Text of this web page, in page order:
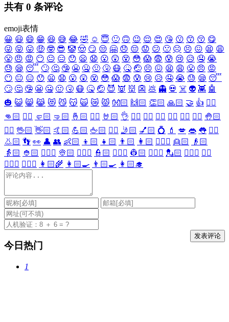
共有 0 条评论
emoji表情
😀 😃 😄 😁 😆 😅 😂 🤣 ☺️ 😇 🙂 🙃 😉 😌 😍 😘 😗 😙 😚 😋
😜 😝 😛 🤑 🤓 😎 🤡 🤠 😏 😒 🤗 😞 😔 😟 😕 🙁 ☹️ 😣 😖 😫 😩
😤 😠 😡 😶 😐 😑 😯 😦 😧 😮 😲 😵 😳 😱 😨 😰 😢 😥 🤤 😭
😓 😪 😴 🙄 🤔 🤥 😬 🤐 🤢 🤧 😷 🤒 🤕 😣 😖 😫 😩 😤 😠 😡
😶 😐 😑 😯 😦 😧 😮 😲 😵 😳 😱 😨 😰 😢 😥 🤤 😭 😓 😪 😴
🙄 🤔 🤥 😬 🤐 🤢 🤧 😷 🤒 🤕 😈 👿 👹 👺 💩 👻 💀 ☠️ 👽 👾 🤖
🎃 😺 😸 😹 😻 😼 😽 🙀 😿 😾 👐🏻 🙌🏻 👏🏻 🙏🏻 🤝 👍 👎🏻
👊🏻 ✊🏻 🤛🏻 🤜🏻 🤞🏻 ✌🏻 🤘🏻 👌 👈🏻 👉🏻 👆🏻 👇🏻 ☝🏻 ✋🏻 🤚🏻
🖐🏻 🖖🏻 👋🏻 🤙🏻 💪🏻 🖕🏻 ✍🏻 🤳🏻 💅🏻 💍 💄 💋 👄 👅 👂🏻
👃🏻 👣 👀 👤 👥 👶🏻 👦🏻 👧🏻 👨🏻 👩🏻 👱🏻‍♀️ 👱🏻
👴🏻
👵🏻 👲🏻 👳🏻‍♀️ 👳🏻 👮🏻‍♀️ 👮🏻 👷🏻‍♀️ 👷🏻 💂🏻‍♀️ 💂🏻 🕵🏻‍♀️ 🕵🏻
👩🏻‍⚕️ 👨🏻‍⚕️ 👩🏻‍🌾 👩🏻‍🍳 👨🏻‍🍳 👩🏻‍🎓
今日热门
1